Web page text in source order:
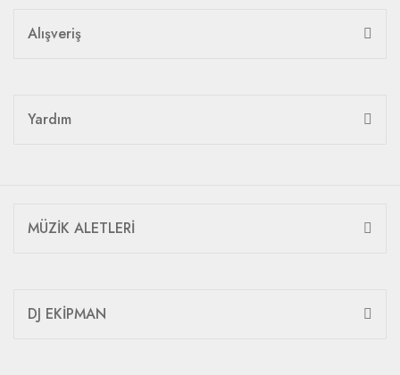
Alışveriş
Yardım
MÜZİK ALETLERİ
DJ EKİPMAN